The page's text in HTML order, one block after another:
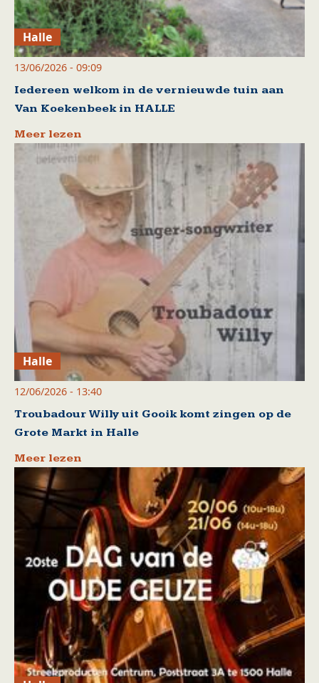
Halle
13/06/2026 - 09:09
Iedereen welkom in de vernieuwde tuin aan
Van Koekenbeek in HALLE
Meer lezen
Halle
12/06/2026 - 13:40
Troubadour Willy uit Gooik komt zingen op de
Grote Markt in Halle
Meer lezen